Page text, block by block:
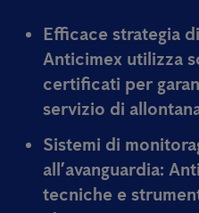
Efficace strategia
Anticimex utilizza
certificati per
servizio di
Sistemi di
all’avanguardia:
tecniche e